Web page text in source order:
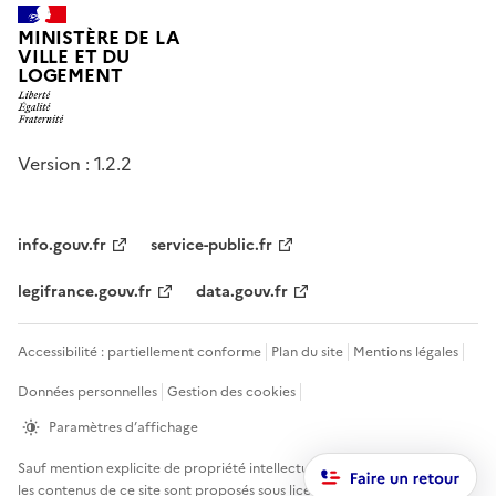
MINISTÈRE DE LA
VILLE ET DU
LOGEMENT
Version : 1.2.2
info.gouv.fr
service-public.fr
legifrance.gouv.fr
data.gouv.fr
Accessibilité : partiellement conforme Plan du site Mentions légales
Données personnelles Gestion des cookies
Paramètres d’affichage
Sauf mention explicite de propriété intellectuelle détenue par des tiers,
les contenus de ce site sont proposés sous licence etalab-2.0